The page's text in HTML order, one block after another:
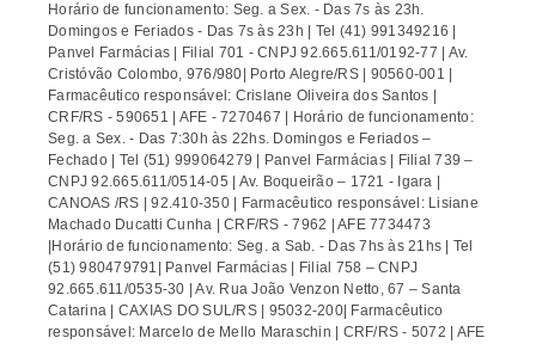
Horário de funcionamento: Seg. a Sex. - Das 7s às 23h.
Domingos e Feriados - Das 7s às 23h | Tel (41) 991349216 |
Panvel Farmácias | Filial 701 - CNPJ 92.665.611/0192-77 | Av.
Cristóvão Colombo, 976/980| Porto Alegre/RS | 90560-001 |
Farmacêutico responsável: Crislane Oliveira dos Santos |
CRF/RS - 590651 | AFE - 7270467 | Horário de funcionamento:
Seg. a Sex. - Das 7:30h às 22hs. Domingos e Feriados –
Fechado | Tel (51) 999064279 | Panvel Farmácias | Filial 739 –
CNPJ 92.665.611/0514-05 | Av. Boqueirão – 1721 - Igara |
CANOAS /RS | 92.410-350 | Farmacêutico responsável: Lisiane
Machado Ducatti Cunha | CRF/RS - 7962 | AFE 7734473
|Horário de funcionamento: Seg. a Sab. - Das 7hs às 21hs | Tel
(51) 980479791| Panvel Farmácias | Filial 758 – CNPJ
92.665.611/0535-30 | Av. Rua João Venzon Netto, 67 – Santa
Catarina | CAXIAS DO SUL/RS | 95032-200| Farmacêutico
responsável: Marcelo de Mello Maraschin | CRF/RS - 5072 | AFE